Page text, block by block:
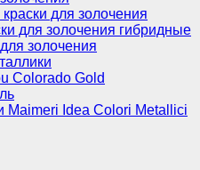
для золочения
для золочения гибридные
золочения
Colorado Gold
Maimeri Idea Colori Metallici